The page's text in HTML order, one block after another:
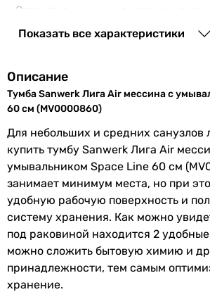
Открытие
тумбы
выдвижные
отделений
Материал
Форма
умывальника
прямоугольная
Особенности
модели
механизм
Производство Украина
Комплектация
Показать все характеристики
Описание
Тумба Sanwerk Лига Air мессина с
60 см (MV0000860)
Для небольших и средних санузлов
купить тумбу Sanwerk Лига Air
умывальником Space Line 60 см
занимает минимум места, но при
удобную рабочую поверхность и
систему хранения. Как можно
под раковиной находится 2
можно сложить бытовую химию и
принадлежности, тем самым
хранение.